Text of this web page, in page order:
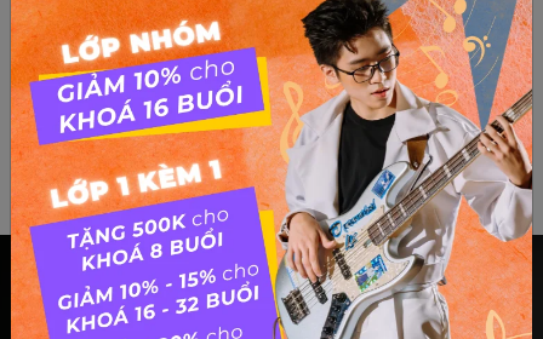
Chính sách & điều khoản
Thông Tin Chủ Sở Hữu Website